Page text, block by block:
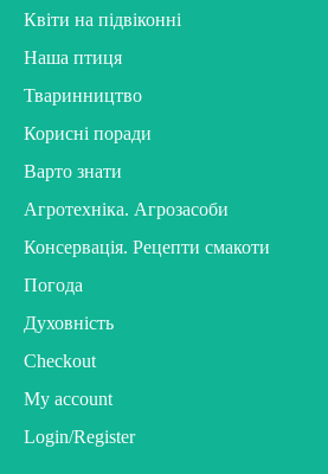
Квіти на підвіконні
Наша птиця
Тваринництво
Корисні поради
Варто знати
Агротехніка. Агрозасоби
Консервація. Рецепти смакоти
Погода
Духовність
Checkout
My account
Login/Register